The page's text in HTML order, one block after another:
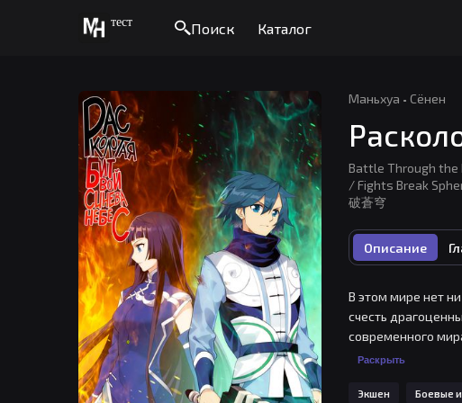
тест Поиск Каталог
Маньхуа · Сёнен
Battle Through the
/ Fights Break
破蒼穹
Описание
В этом мире нет
счесть
современного
репутацию и,
Раскрыть
Экшен Боевые